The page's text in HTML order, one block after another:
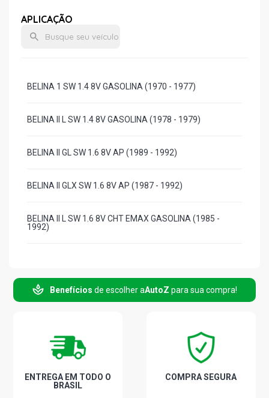
APLICAÇÃO
BELINA 1 SW 1.4 8V GASOLINA (1970 - 1977)
BELINA II L SW 1.4 8V GASOLINA (1978 - 1979)
BELINA II GL SW 1.6 8V AP (1989 - 1992)
BELINA II GLX SW 1.6 8V AP (1987 - 1992)
BELINA II L SW 1.6 8V CHT EMAX GASOLINA (1985 -
1992)
BELINA II SW 1.6 8V GASOLINA (1979 - 1986)
Benefícios de escolher aAutoZ para sua compra!
ENTREGA EM TODO O
BRASIL
COMPRA SEGURA